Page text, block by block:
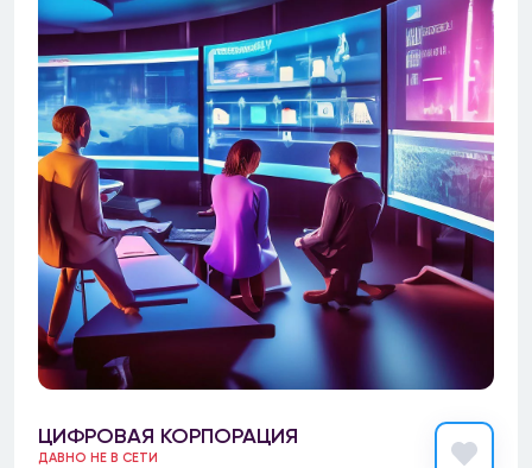
ЦИФРОВАЯ КОРПОРАЦИЯ
ДАВНО НЕ В СЕТИ